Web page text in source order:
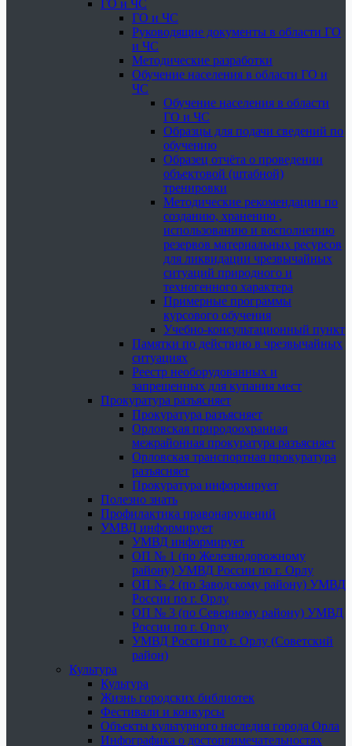
ГО и ЧС
ГО и ЧС
Руководящие документы в области ГО
и ЧС
Методические разработки
Обучение населения в области ГО и
ЧС
Обучение населения в области
ГО и ЧС
Образцы для подачи сведений по
обучению
Образец отчёта о проведении
объектовой (штабной)
тренировки
Методические рекомендации по
созданию, хранению ,
использованию и восполнению
резервов материальных ресурсов
для ликвидации чрезвычайных
ситуаций природного и
техногенного характера
Примерные программы
курсового обучения
Учебно-консультационный пункт
Памятки по действию в чрезвычайных
ситуациях
Реестр необорудованных и
запрещенных для купания мест
Прокуратура разъясняет
Прокуратура разъясняет
Орловская природоохранная
межрайонная прокуратура разъясняет
Орловская транспортная прокуратура
разъясняет
Прокуратура информирует
Полезно знать
Профилактика правонарушений
УМВД информирует
УМВД информирует
ОП № 1 (по Железнодорожному
району) УМВД России по г. Орлу
ОП № 2 (по Заводскому району) УМВД
России по г. Орлу
ОП № 3 (по Северному району) УМВД
России по г. Орлу
УМВД России по г. Орлу (Советский
район)
Культура
Культура
Жизнь городских библиотек
Фестивали и конкурсы
Объекты культурного наследия города Орла
Инфографика о достопримечательностях